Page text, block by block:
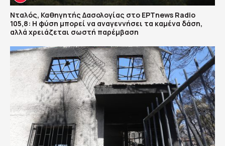
Νταλός, Καθηγητής Δασολογίας στο ΕΡΤnews Radio
105,8: Η φύση μπορεί να αναγεννήσει τα καμένα δάση,
αλλά χρειάζεται σωστή παρέμβαση